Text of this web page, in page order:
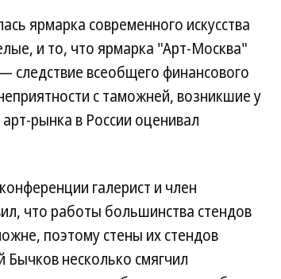
ярмарка современного искусства
и то, что ярмарка "Арт-Москва"
следствие всеобщего финансового
с таможней, возникшие у
рынка в России оценивал
галерист и член
что работы большинства стендов
поэтому стены их стендов
Бычков несколько смягчил